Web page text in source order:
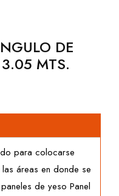
DE
MTS.
para colocarse
áreas en donde se
de yeso Panel